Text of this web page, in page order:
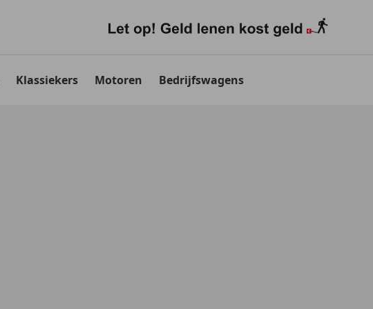
Klassiekers Motoren Bedrijfswagens